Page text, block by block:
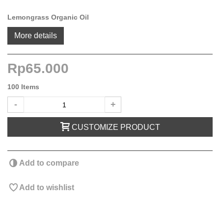
Lemongrass Organic Oil
More details
Rp65.000
100 Items
- +
CUSTOMIZE PRODUCT
Add to compare
Add to wishlist